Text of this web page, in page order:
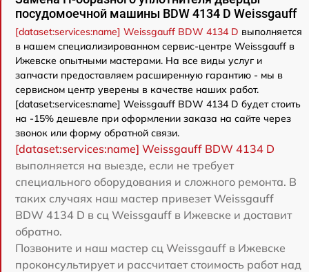
посудомоечной машины BDW 4134 D Weissgauff
[dataset:services:name] Weissgauff BDW 4134 D выполняется
в нашем специализированном сервис-центре Weissgauff в
Ижевске опытными мастерами. На все виды услуг и
запчасти предоставляем расширенную гарантию - мы в
сервисном центр уверены в качестве наших работ.
[dataset:services:name] Weissgauff BDW 4134 D будет стоить
на -15% дешевле при оформлении заказа на сайте через
звонок или форму обратной связи.
[dataset:services:name] Weissgauff BDW 4134 D
выполняется на выезде, если не требует
специального оборудования и сложного ремонта. В
таких случаях наш мастер привезет Weissgauff
BDW 4134 D в сц Weissgauff в Ижевске и доставит
обратно.
Позвоните и наш мастер сц Weissgauff в Ижевске
проконсультирует и рассчитает стоимость работ над